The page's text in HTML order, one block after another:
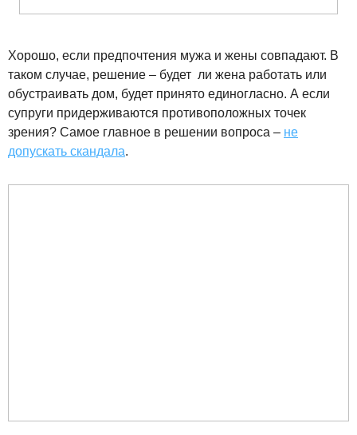
Хорошо, если предпочтения мужа и жены совпадают. В
таком случае, решение – будет ли жена работать или
обустраивать дом, будет принято единогласно. А если
супруги придерживаются противоположных точек
зрения? Самое главное в решении вопроса – не
допускать скандала.